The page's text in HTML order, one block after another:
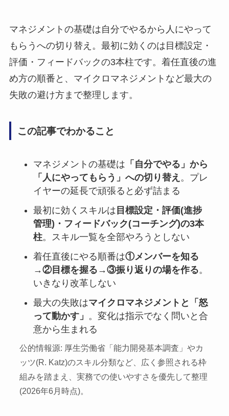
マネジメントの基礎は自分でやるから人にやって
もらうへの切り替え。最初に効くのは目標設定・
評価・フィードバックの3本柱です。着任直後の進
め方の順番と、マイクロマネジメントなど最大の
失敗の避け方まで整理します。
この記事でわかること
マネジメントの基礎は 「自分でやる」から
「人にやってもらう」への切り替え 。プレ
イヤーの延長で頑張ると必ず詰まる
最初に効くスキルは 目標設定・評価(進捗
管理)・フィードバック(コーチング)の3本
柱。スキル一覧を全部やろうとしない
着任直後にやる順番は①メンバーを知る
→②目標を握る→③振り返りの場を作る。
いきなり改革しない
最大の失敗はマイクロマネジメントと「怒
って動かす」 。変化は指示でなく問いと合
意から生まれる
公的情報源: 厚生労働省「能力開発基本調査」やカ
ッツ(R. Katz)のスキル分類など、広く参照される枠
組みを踏まえ、実務での使いやすさを優先して整理
(2026年6月時点)。